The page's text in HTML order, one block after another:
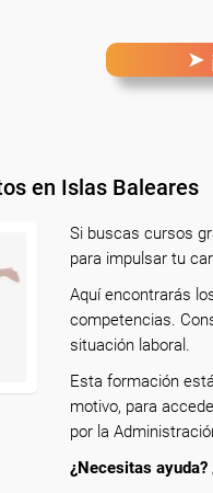
➤
en Islas Baleares
Si buscas cursos
para impulsar tu
Aquí encontrarás
competencias.
situación laboral.
Esta formación
motivo, para
por la
¿Necesitas